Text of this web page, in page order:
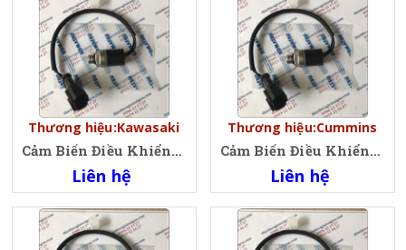
Thương hiệu:Kawasaki
Cảm Biến Điều Khiển Thắng, Phanh Xe Xúc Lật Kopmatsu,Brake Control Komatsu 421-43-22912, 4214322912
Liên hệ
Thương hiệu:Cummins
Cảm Biến Điều Khiển Thắng, Phanh Xe Xúc Lật Kopmatsu,Brake Control Komatsu 421-43-22912, 4214322912
Liên hệ